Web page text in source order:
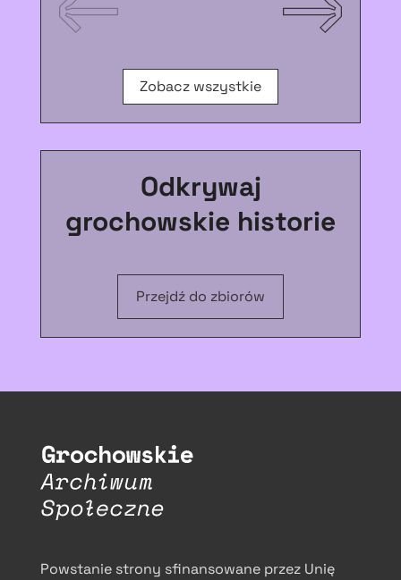
Zobacz wszystkie
Odkrywaj
grochowskie historie
Przejdź do zbiorów
Powstanie strony sfinansowane przez Unię